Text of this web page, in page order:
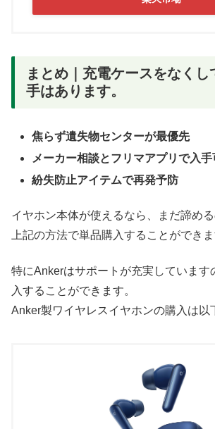
まとめ｜充電ケースをなくし
手はあります。
焦らず遺失物センターが最優先
メーカー相談とフリマアプリで入手
紛失防止アイテムで再発予防
イヤホン本体が使えるなら、まだ諦める
上記の方法で単品購入することができま
特にAnkerはサポートが充実しています
入することができます。
Anker製ワイヤレスイヤホンの購入は以